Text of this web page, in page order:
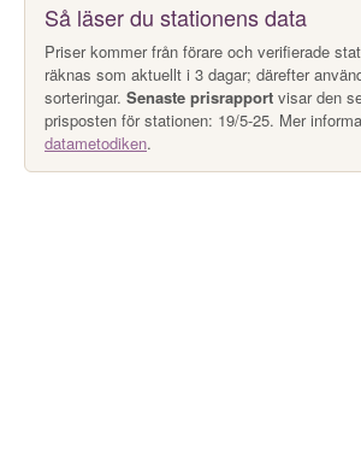
Så läser du stationens data
Priser kommer från förare och verifierade
räknas som aktuellt i 3 dagar; därefter
sorteringar. Senaste prisrapport visar den
prisposten för stationen: 19/5-25. Mer
datametodiken.